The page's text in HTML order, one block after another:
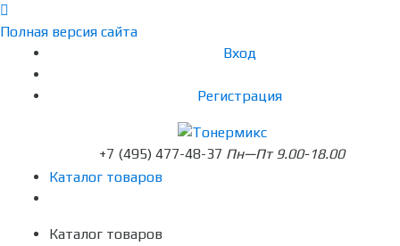
Полная версия сайта
Вход
Регистрация
+7 (495) 477-48-37 Пн—Пт 9.00-18.00
Каталог товаров
Каталог товаров